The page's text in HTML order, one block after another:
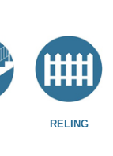
RELING